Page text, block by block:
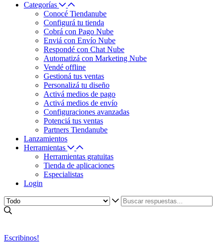
Categorías
Conocé Tiendanube
Configurá tu tienda
Cobrá con Pago Nube
Enviá con Envío Nube
Respondé con Chat Nube
Automatizá con Marketing Nube
Vendé offline
Gestioná tus ventas
Personalizá tu diseño
Activá medios de pago
Activá medios de envío
Configuraciones avanzadas
Potenciá tus ventas
Partners Tiendanube
Lanzamientos
Herramientas
Herramientas gratuitas
Tienda de aplicaciones
Especialistas
Login
Escribinos!